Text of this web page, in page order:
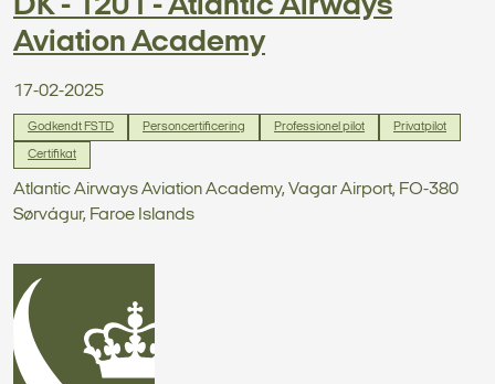
DK - 1201 - Atlantic Airways
Aviation Academy
17-02-2025
Godkendt FSTD Personcertificering Professionel pilot Privatpilot
Certifikat
Atlantic Airways Aviation Academy, Vagar Airport, FO-380
Sørvágur, Faroe Islands